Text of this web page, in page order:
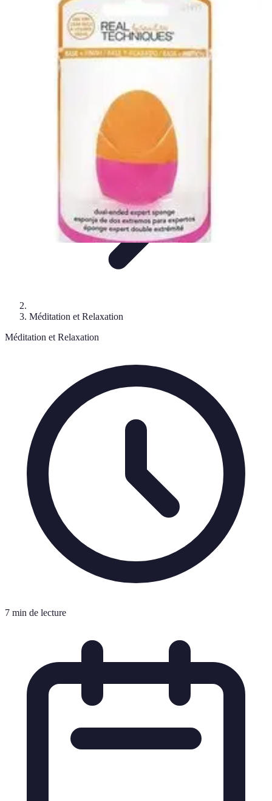
Astuces Anti Stress
Astuces NaturellesAstuces Pratiques
Méditation et
Routines et HabitudesTechniques de Relaxation
Astuces Anti Stress
Méditation et Relaxation
Méditation et Relaxation
7 min de lecture